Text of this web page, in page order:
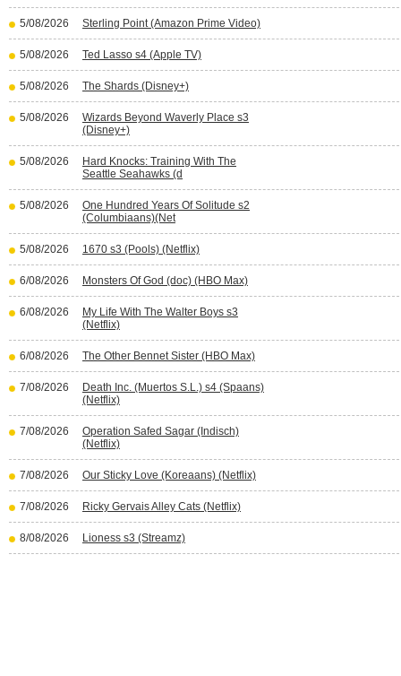
5/08/2026 Sterling Point (Amazon Prime Video)
5/08/2026 Ted Lasso s4 (Apple TV)
5/08/2026 The Shards (Disney+)
5/08/2026
Wizards Beyond Waverly Place s3
(Disney+)
5/08/2026
Hard Knocks: Training With The
Seattle Seahawks (d
5/08/2026
One Hundred Years Of Solitude s2
(Columbiaans)(Net
5/08/2026 1670 s3 (Pools) (Netflix)
6/08/2026 Monsters Of God (doc) (HBO Max)
6/08/2026
My Life With The Walter Boys s3
(Netflix)
6/08/2026 The Other Bennet Sister (HBO Max)
7/08/2026
Death Inc. (Muertos S.L.) s4 (Spaans)
(Netflix)
7/08/2026
Operation Safed Sagar (Indisch)
(Netflix)
7/08/2026 Our Sticky Love (Koreaans) (Netflix)
7/08/2026 Ricky Gervais Alley Cats (Netflix)
8/08/2026 Lioness s3 (Streamz)